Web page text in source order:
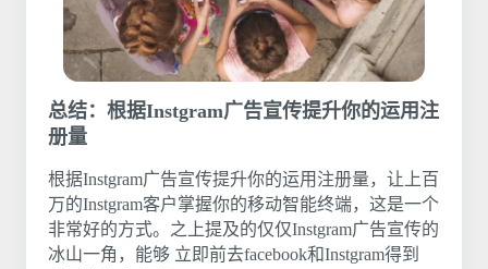
总结：根据Instgram广告宣传提升你的运用注
册量
根据Instgram广告宣传提升你的运用注册量，让上百
万的Instgram客户掌握你的移动智能终端，这是一个
非常好的方式。之上提及的仅仅Instgram广告宣传的
冰山一角，能够 立即前去facebook和Instgram得到